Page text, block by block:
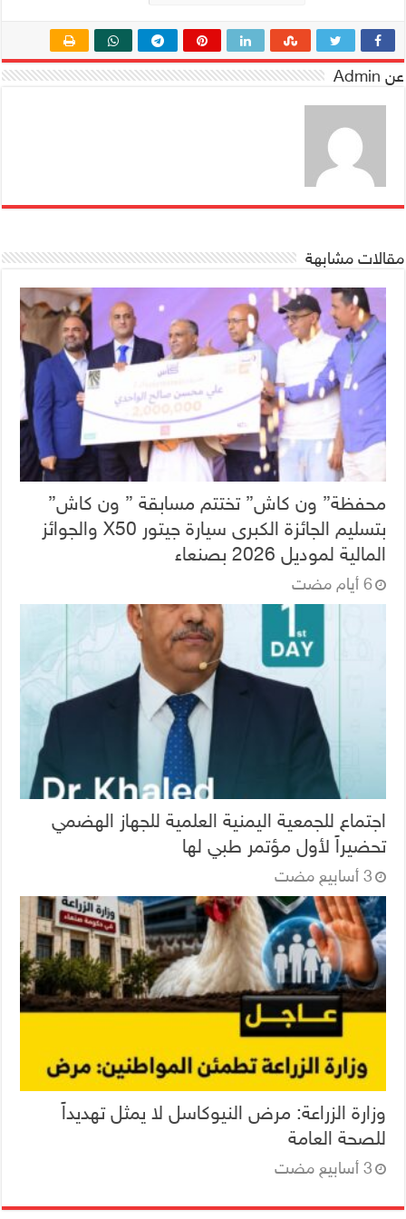
عن Admin
مقالات مشابهة
محفظة” ون كاش” تختتم مسابقة ” ون كاش”
بتسليم الجائزة الكبرى سيارة جيتور X50 والجوائز
المالية لموديل 2026 بصنعاء
‏6 أيام مضت
اجتماع للجمعية اليمنية العلمية للجهاز الهضمي
تحضيراً لأول مؤتمر طبي لها
وزارة الزراعة: مرض النيوكاسل لا يمثل تهديداً
للصحة العامة